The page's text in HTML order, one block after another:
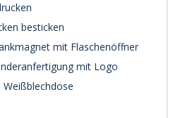
besticken
mit Flaschenöffner
mit Logo
Weißblechdose